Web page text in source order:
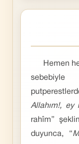
Hemen
Allahım!, ey
rahîm”
duyunca, “